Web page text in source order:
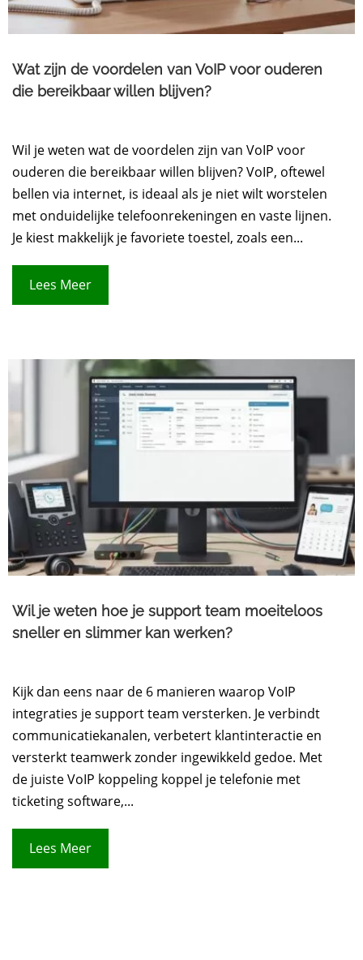
Wat zijn de voordelen van VoIP voor ouderen
die bereikbaar willen blijven?
Wil je weten wat de voordelen zijn van VoIP voor
ouderen die bereikbaar willen blijven? VoIP, oftewel
bellen via internet, is ideaal als je niet wilt worstelen
met onduidelijke telefoonrekeningen en vaste lijnen.
Je kiest makkelijk je favoriete toestel, zoals een...
Lees Meer
Wil je weten hoe je support team moeiteloos
sneller en slimmer kan werken?
Kijk dan eens naar de 6 manieren waarop VoIP
integraties je support team versterken. Je verbindt
communicatiekanalen, verbetert klantinteractie en
versterkt teamwerk zonder ingewikkeld gedoe. Met
de juiste VoIP koppeling koppel je telefonie met
ticketing software,...
Lees Meer